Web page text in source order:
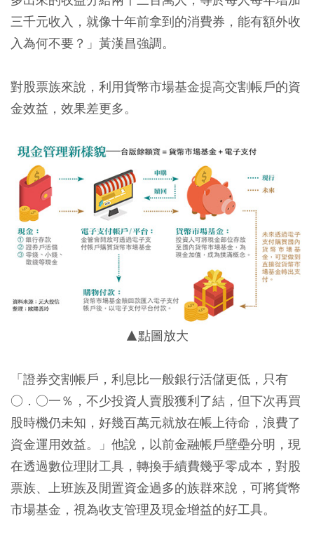
三千元收入，就像十年前拿到的消費券，能有額外收
入為何不要？」黃漢昌強調。
對股票族來說，利用貨幣市場基金提高交割帳戶的資
金效益，效果差更多。
▲點圖放大
「證券交割帳戶，利息比一般銀行活儲更低，只有
○．○一％，不少投資人賣股獲利了結，但下次再買
股時機仍未知，好幾百萬元就放在帳上待命，浪費了
資金運用效益。」他說，以前金融帳戶壁壘分明，現
在透過數位理財工具，轉換手續費幾乎零成本，對股
票族、上班族及閒置資金過多的族群來說，可將貨幣
市場基金，視為收支管理及現金增益的好工具。